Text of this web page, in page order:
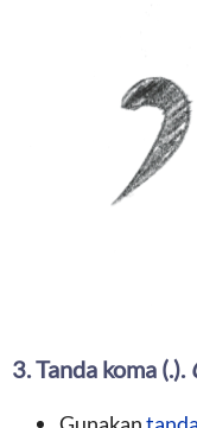
3. Tanda koma (.).